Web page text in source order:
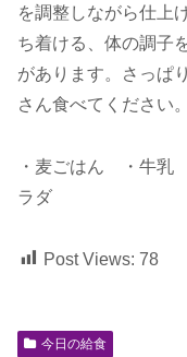
を調整しながら仕上
ち着ける、体の調子
があります。さっぱ
さん食べてください。
・麦ごはん ・牛乳
ラダ
Post Views: 78
今日の給食